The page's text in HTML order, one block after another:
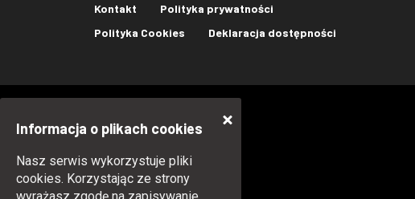
Kontakt
Polityka prywatności
Polityka Cookies
Deklaracja dostępności
Informacja o plikach cookies
Nasz serwis wykorzystuje pliki
cookies. Korzystając ze strony